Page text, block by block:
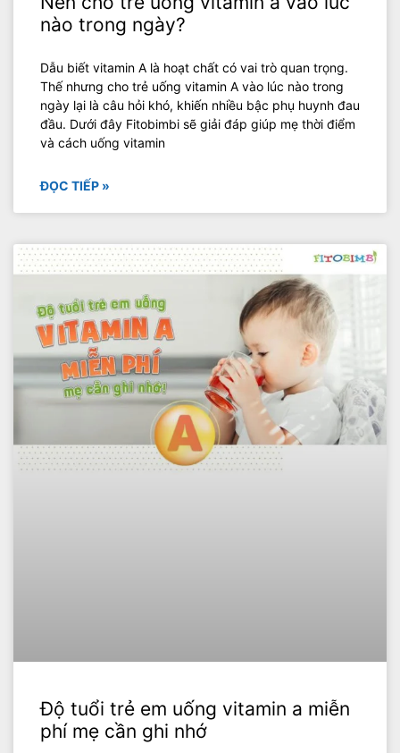
nào trong ngày?
Dẫu biết vitamin A là hoạt chất có vai trò quan trọng.
Thế nhưng cho trẻ uống vitamin A vào lúc nào trong
ngày lại là câu hỏi khó, khiến nhiều bậc phụ huynh đau
đầu. Dưới đây Fitobimbi sẽ giải đáp giúp mẹ thời điểm
và cách uống vitamin
ĐỌC TIẾP »
Độ tuổi trẻ em uống vitamin a miễn
phí mẹ cần ghi nhớ